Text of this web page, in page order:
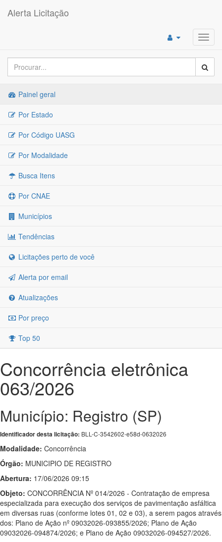
Alerta Licitação
Painel geral
Por Estado
Por Código UASG
Por Modalidade
Busca Itens
Por CNAE
Municípios
Tendências
Licitações perto de você
Alerta por email
Atualizações
Por preço
Top 50
Concorrência eletrônica
063/2026
Município: Registro (SP)
Identificador desta licitação: BLL-C-3542602-e58d-0632026
Modalidade: Concorrência
Órgão: MUNICIPIO DE REGISTRO
Abertura: 17/06/2026 09:15
Objeto: CONCORRÊNCIA Nº 014/2026 - Contratação de empresa
especializada para execução dos serviços de pavimentação asfáltica
em diversas ruas (conforme lotes 01, 02 e 03), a serem pagos através
dos: Plano de Ação nº 09032026-093855/2026; Plano de Ação
09032026-094874/2026; e Plano de Ação 09032026-094527/2026.